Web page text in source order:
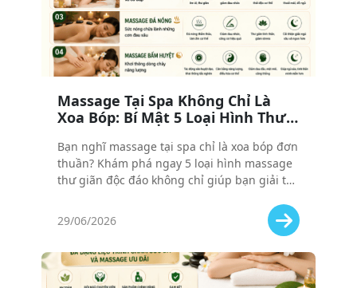
Massage Tại Spa Không Chỉ Là
Xoa Bóp: Bí Mật 5 Loại Hình Thư
Tại Spa
Bạn nghĩ massage tại spa chỉ là xoa bóp đơn
thuần? Khám phá ngay 5 loại hình massage
thư giãn độc đáo không chỉ giúp bạn giải tỏa
sâu giấc hơn ngay tại spa.
29/06/2026